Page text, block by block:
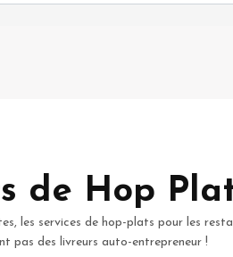
de Hop
les services de hop-plats pour les
pas des livreurs auto-entrepreneur !